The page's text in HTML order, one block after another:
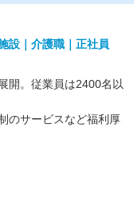
設｜介護職｜正社員
開。従業員は2400名以
のサービスなど福利厚